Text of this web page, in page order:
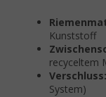
Kunststoff
recyceltem
Verschluss:
System)